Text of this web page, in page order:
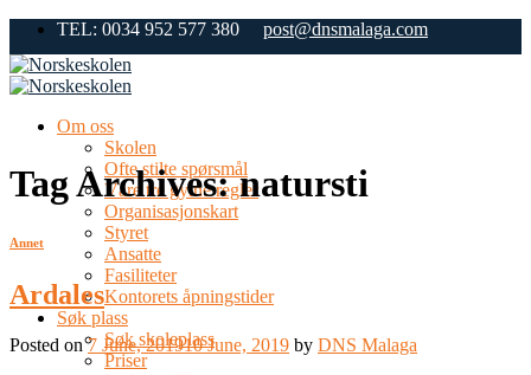
Skip
content
TEL: 0034 952 577 380 post@dnsmalaga.com
Om oss
Skolen
Ofte stilte spørsmål
Våre tre gylne regler
Organisasjonskart
Styret
Ansatte
Fasiliteter
Kontorets åpningstider
Søk plass
Søk skoleplass
Priser
Tag Archives:natursti
Annet
Ardales
Posted on7 June, 201910 June, 2019 by DNS Malaga